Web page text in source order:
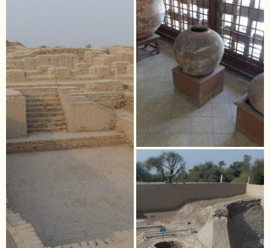
NAMIBIE
NÉPAL
NICARAGUA
OMAN
OUGANDA
OUZBÉKISTAN
PHILIPPINES
RÉUNION